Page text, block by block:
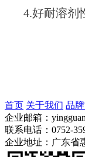
4.好耐溶剂
首页 关于我们 品
企业邮箱：
联系电话：0752-
企业地址：广东省